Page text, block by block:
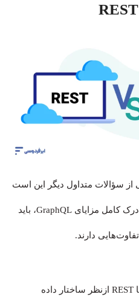
سؤالات متداول دیگر این است
که چه تفاوتی با REST دارد. برای درک کامل مزایای GraphQL، باید
دارند.
ابتدا به بررسی تفاوت GraphQL با REST ازنظر ساختار داده